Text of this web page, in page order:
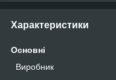
Характеристики
Основні
Виробник